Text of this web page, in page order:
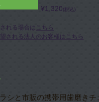
¥1,320(税込)
れる場合は こちら
される法人のお客様はこちら
シと市販の携帯用歯磨きチ